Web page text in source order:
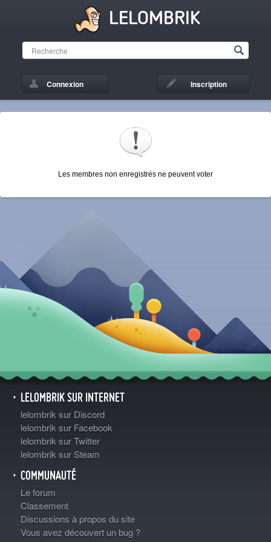
LELOMBRIK
Connexion Inscription
Les membres non enregistrés ne peuvent voter
LELOMBRIK SUR INTERNET
lelombrik sur Discord
lelombrik sur Facebook
lelombrik sur Twitter
lelombrik sur Steam
COMMUNAUTÉ
Le forum
Classement
Discussions à propos du site
Vous avez découvert un bug ?